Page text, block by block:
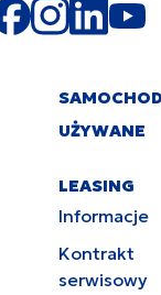
UŻYWANE
LEASING
Informacje
Kontrakt
serwisowy